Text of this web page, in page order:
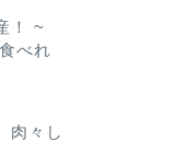
！ ~
べれ
肉々し